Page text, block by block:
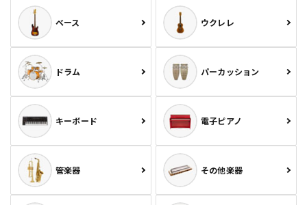
ベース ウクレレ
ドラム パーカッション
キーボード 電子ピアノ
管楽器 その他楽器